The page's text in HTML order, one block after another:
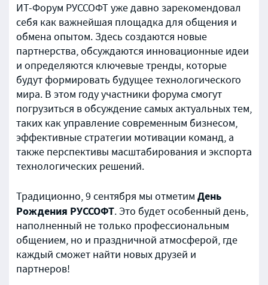
ИТ-Форум РУССОФТ уже давно зарекомендовал
себя как важнейшая площадка для общения и
обмена опытом. Здесь создаются новые
партнерства, обсуждаются инновационные идеи
и определяются ключевые тренды, которые
будут формировать будущее технологического
мира. В этом году участники форума смогут
погрузиться в обсуждение самых актуальных тем,
таких как управление современным бизнесом,
эффективные стратегии мотивации команд, а
также перспективы масштабирования и экспорта
технологических решений.
Традиционно, 9 сентября мы отметим День
Рождения РУССОФТ. Это будет особенный день,
наполненный не только профессиональным
общением, но и праздничной атмосферой, где
каждый сможет найти новых друзей и
партнеров!